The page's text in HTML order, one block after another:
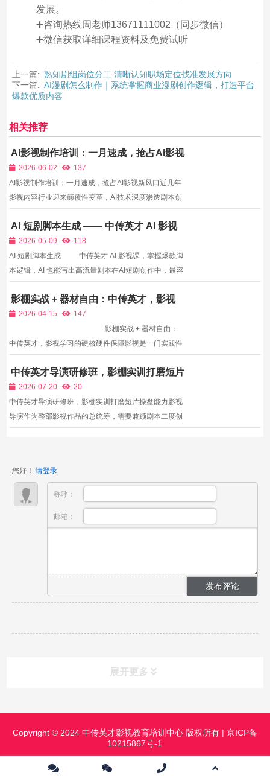
发展。
➕咨询热线周老师13671111002（同步微信）
➕微信获取详细课程资料及免费试听
上一篇: 熟知剧组岗位分工 清晰认知职场定位找准发展方向
下一篇: AI漫剧怎么制作｜系统掌握商业漫剧创作逻辑，打造平台
爆款优质内容
相关推荐
AI影视制作培训：一月速成，抢占AI影视
新风口
2026-06-02
137
AI影视制作培训：一月速成，抢占AI影视新风口近几年
影视内容行业迎来颠覆性变革，AI技术深度渗透剧本创
渲染等全制作环节，彻底改写了传统影视行业的生产模
式。过去一部短剧、漫剧、宣传片制作，需要编剧、导
演、摄...
AI 短剧脚本生成 —— 中传英才 AI 影视
课，掌握爆款脚本逻辑，AI 也能写出高
流量剧本
2026-05-09
118
AI 短剧脚本生成 —— 中传英才 AI 影视课，掌握爆款脚
本逻辑，AI 也能写出高流量剧本在AI短剧创作中，最容
能自动生成剧本，随便输入几句话就能出爆款。事实
上，市场上90%的AI短剧之所以没流量、没过审、没收
影棚实战 + 器材自由：中传英才，影视
学习的硬核硬件保障
2026-04-15
147
影棚实战 + 器材自由：
中传英才，影视学习的硬核硬件保障影视是一门实践性
视技能提升、作品创作的基础保障。对于影视学习者而
言，“无场地实操、无设备练习”...
中传英才导演研修班，影棚实训打磨短片
操盘能力
2026-07-20
20
中传英才导演研修班，影棚实训打磨短片操盘能力影视
导演作为整部影视作品的总统筹，需要兼顾剧本二度创
片、PPT理...
您好！ 请登录
称呼：
邮箱：
展开更多
镜头前表演进修班 影视摄影实践研修班 影视摄像高级班
Copyright © 2024 中传英才影视教育培训中心 版权所有 | 京ICP备
10215867号-1